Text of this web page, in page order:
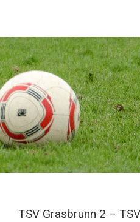
springen
TSV Grasbrunn 2